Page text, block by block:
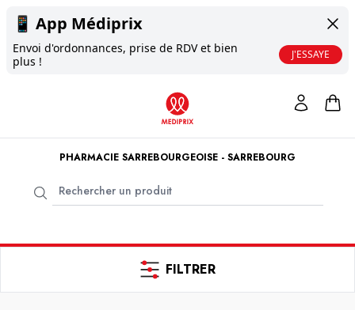
📱 App Médiprix
Envoi d'ordonnances, prise de RDV et bien
plus !
J'ESSAYE
PHARMACIE SARREBOURGEOISE - SARREBOURG
FILTRER